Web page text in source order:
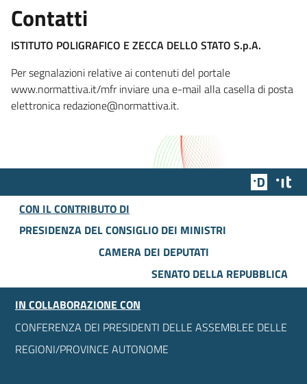
Contatti
ISTITUTO POLIGRAFICO E ZECCA DELLO STATO S.p.A.
Per segnalazioni relative ai contenuti del portale
www.normattiva.it/mfr inviare una e-mail alla casella di posta
elettronica redazione@normattiva.it.
Team
CON IL CONTRIBUTO DI
PRESIDENZA DEL CONSIGLIO DEI MINISTRI
CAMERA DEI DEPUTATI
SENATO DELLA REPUBBLICA
IN COLLABORAZIONE CON
CONFERENZA DEI PRESIDENTI DELLE ASSEMBLEE DELLE
REGIONI/PROVINCE AUTONOME